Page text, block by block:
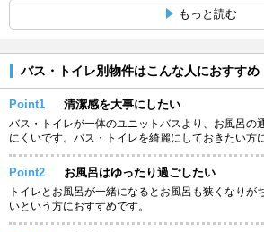
もっと読む
バス・トイレ別物件はこんな人におすすめ
Point1 清潔感を大事にしたい
バス・トイレが一体のユニットバスより、お風呂の
にくいです。バス・トイレを綺麗にしておきたい方
Point2 お風呂はゆったり過ごしたい
トイレとお風呂が一緒になるとお風呂も狭くなりが
いという方におすすめです。